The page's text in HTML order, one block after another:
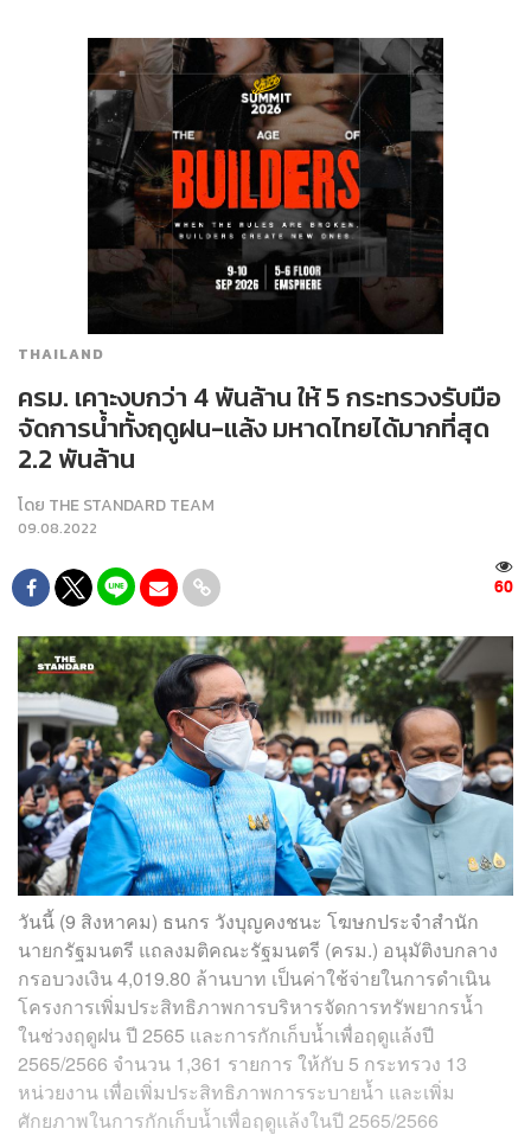
THAILAND
ครม. เคาะงบกว่า 4 พันล้าน ให้ 5 กระทรวงรับมือ
จัดการน้ำทั้งฤดูฝน-แล้ง มหาดไทยได้มากที่สุด
2.2 พันล้าน
โดย THE STANDARD TEAM
09.08.2022
60
วันนี้ (9 สิงหาคม) ธนกร วังบุญคงชนะ โฆษกประจำสำนัก
นายกรัฐมนตรี แถลงมติคณะรัฐมนตรี (ครม.) อนุมัติงบกลาง
กรอบวงเงิน 4,019.80 ล้านบาท เป็นค่าใช้จ่ายในการดำเนิน
โครงการเพิ่มประสิทธิภาพการบริหารจัดการทรัพยากรน้ำ
ในช่วงฤดูฝน ปี 2565 และการกักเก็บน้ำเพื่อฤดูแล้งปี
2565/2566 จำนวน 1,361 รายการ ให้กับ 5 กระทรวง 13
หน่วยงาน เพื่อเพิ่มประสิทธิภาพการระบายน้ำ และเพิ่ม
ศักยภาพในการกักเก็บน้ำเพื่อฤดูแล้งในปี 2565/2566